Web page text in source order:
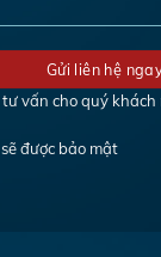
vấn cho quý
được bảo mật